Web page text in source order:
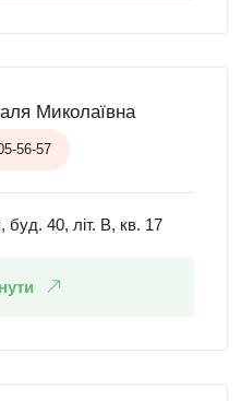
Миколаївна
56-57
буд. 40, літ. В, кв. 17